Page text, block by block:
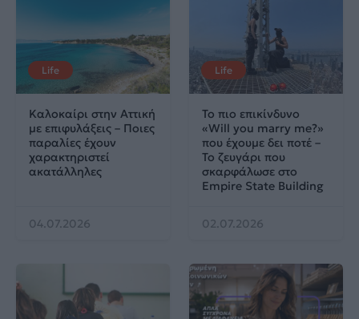
Life
Καλοκαίρι στην Αττική
με επιφυλάξεις – Ποιες
παραλίες έχουν
χαρακτηριστεί
ακατάλληλες
04.07.2026
Life
Το πιο επικίνδυνο
«Will you marry me?»
που έχουμε δει ποτέ –
Το ζευγάρι που
σκαρφάλωσε στο
Empire State Building
02.07.2026